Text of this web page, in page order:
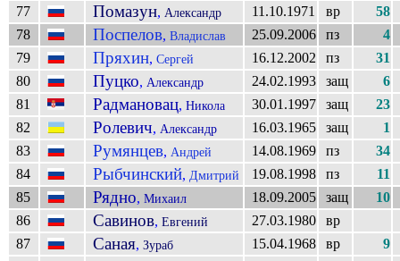
77
Помазун, Александр 11.10.1971 вр
58
78
Поспелов, Владислав 25.09.2006 пз
4
79
Пряхин, Сергей 16.12.2002 пз
31
80
Пуцко, Александр 24.02.1993 защ
6
81
Радмановац, Никола 30.01.1997 защ
23
82
Ролевич, Александр 16.03.1965 защ
1
83
Румянцев, Андрей 14.08.1969 пз
34
84
Рыбчинский, Дмитрий 19.08.1998 пз
11
85
Рядно, Михаил 18.09.2005 защ
10
86
Савинов, Евгений 27.03.1980
вр
87
Саная, Зураб 15.04.1968 вр
9